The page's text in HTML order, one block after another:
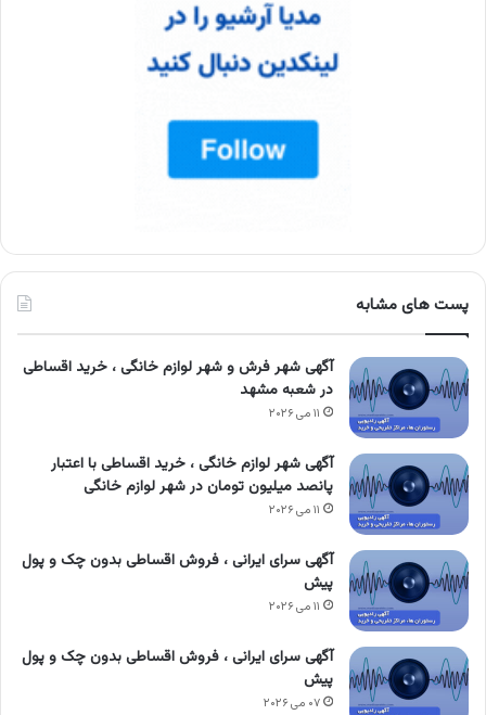
پست های مشابه
آگهی شهر فرش و شهر لوازم خانگی ، خرید اقساطی
در شعبه مشهد
۱۱ می ۲۰۲۶
آگهی شهر لوازم خانگی ، خرید اقساطی با اعتبار
پانصد میلیون تومان در شهر لوازم خانگی
۱۱ می ۲۰۲۶
آگهی سرای ایرانی ، فروش اقساطی بدون چک و پول
پیش
۱۱ می ۲۰۲۶
آگهی سرای ایرانی ، فروش اقساطی بدون چک و پول
پیش
۰۷ می ۲۰۲۶